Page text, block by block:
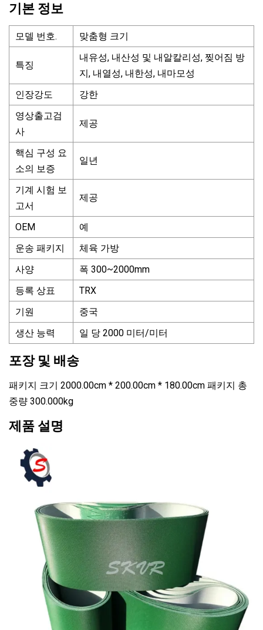
기본 정보
모델 번호. 맞춤형 크기
특징
내유성, 내산성 및 내알칼리성, 찢어짐 방
지, 내열성, 내한성, 내마모성
인장강도
강한
영상출고검
사
제공
핵심 구성 요
소의 보증
일년
기계 시험 보
고서
제공
OEM
예
운송 패키지
체육 가방
사양
폭 300~2000mm
등록 상표
TRX
기원
중국
생산 능력
일 당 2000 미터/미터
포장 및 배송
패키지 크기 2000.00cm * 200.00cm * 180.00cm 패키지 총
중량 300.000kg
제품 설명